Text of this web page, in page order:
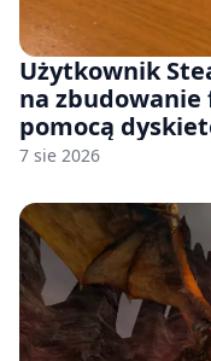
Użytkownik
na zbudowanie
pomocą
7 sie 2026